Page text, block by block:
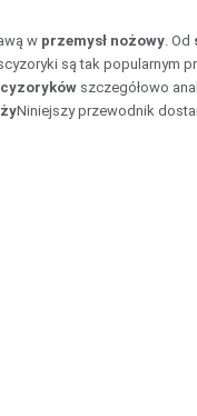
w przemysł nożowy. Od
są tak popularnym
szczegółowo
Niniejszy przewodnik